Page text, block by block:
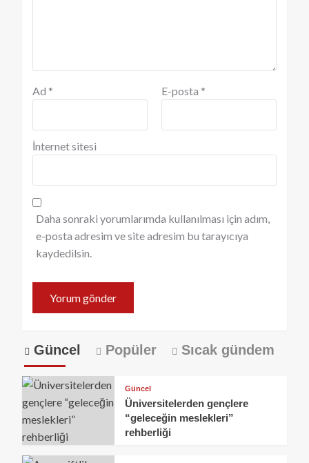
Ad * E-posta *
İnternet sitesi
Daha sonraki yorumlarımda kullanılması için adım,
e-posta adresim ve site adresim bu tarayıcıya
kaydedilsin.
Güncel Popüler Sıcak gündem
Güncel
Üniversitelerden gençlere
“geleceğin meslekleri”
rehberliği